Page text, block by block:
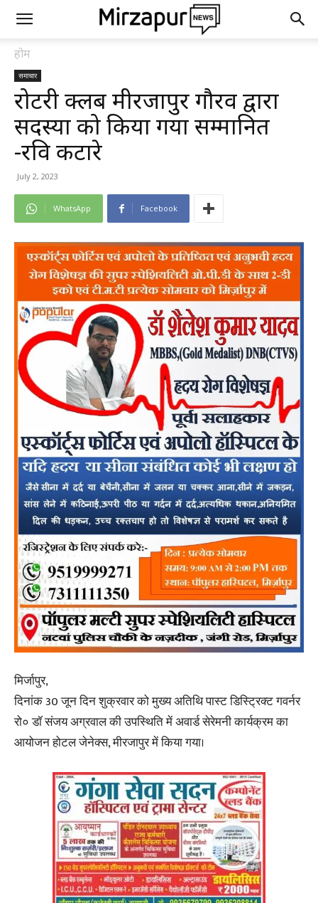
होम
समाचार
रोटरी क्लब मीरजापुर गौरव द्वारा
सदस्यों को किया गया सम्मानित
-रवि कटारे
July 2, 2023
WhatsApp Facebook
मिर्जापुर,
दिनांक 30 जून दिन शुक्रवार को मुख्य अतिथि पास्ट डिस्ट्रिक्ट गवर्नर
रो० डॉ संजय अग्रवाल की उपस्थिति में अवार्ड सेरेमनी कार्यक्रम का
आयोजन होटल जेनेक्स, मीरजापुर में किया गया।